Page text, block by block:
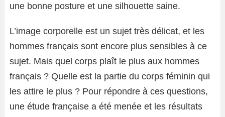
une bonne posture et une silhouette saine.
L’image corporelle est un sujet très délicat, et les
hommes français sont encore plus sensibles à ce
sujet. Mais quel corps plaît le plus aux hommes
français ? Quelle est la partie du corps féminin qui
les attire le plus ? Pour répondre à ces questions,
une étude française a été menée et les résultats